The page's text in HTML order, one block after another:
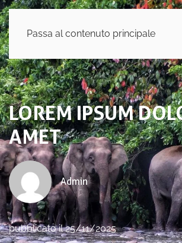
Passa al contenuto principale
LOREM IPSUM
AMET
Admin
pubblicato il 25/11/2025